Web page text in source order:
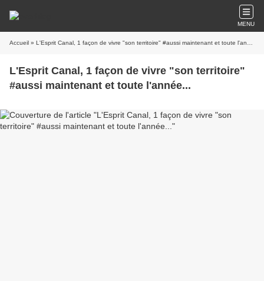
MENU
Accueil » L'Esprit Canal, 1 façon de vivre "son territoire" #aussi maintenant et toute l'année...
L'Esprit Canal, 1 façon de vivre "son territoire"
#aussi maintenant et toute l'année...